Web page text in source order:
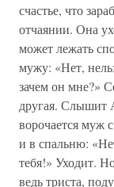
счастье, что
отчаянии. Она
может лежать
мужу: «Нет,
зачем он мне?»
другая. Слышит
ворочается муж
и в спальню:
тебя!» Уходит.
ведь триста,